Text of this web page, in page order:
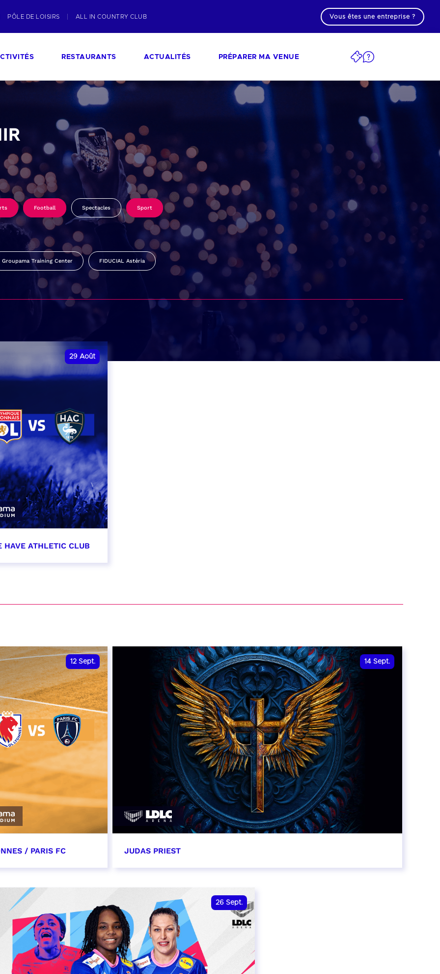
PÔLE DE LOISIRS ALL IN COUNTRY CLUB Vous êtes une entreprise ?
RESTAURANTS ACTUALITÉS PRÉPARER MA VENUE
Football Spectacles Sport
Groupama Training Center FIDUCIAL Astéria
29 Août
HAVE ATHLETIC CLUB
12 Sept.
/ PARIS FC
14 Sept.
JUDAS PRIEST
26 Sept.